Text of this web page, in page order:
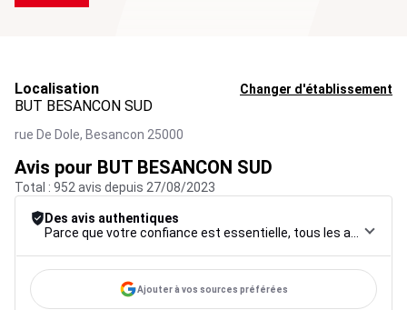
Localisation Changer d'établissement
BUT BESANCON SUD
rue De Dole, Besancon 25000
Avis pour BUT BESANCON SUD
Total : 952 avis depuis 27/08/2023
Des avis authentiques
Ajouter à vos sources préférées